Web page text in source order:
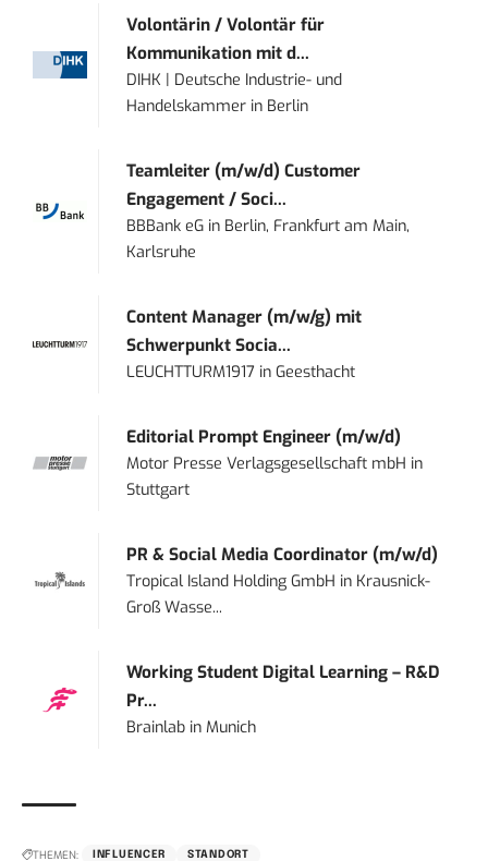
Volontärin / Volontär für
Kommunikation mit d...
DIHK | Deutsche Industrie- und
Handelskammer in Berlin
Teamleiter (m/w/d) Customer
Engagement / Soci...
BBBank eG in Berlin, Frankfurt am Main,
Karlsruhe
Content Manager (m/w/g) mit
Schwerpunkt Socia...
LEUCHTTURM1917 inGeesthacht
Editorial Prompt Engineer (m/w/d)
Motor Presse Verlagsgesellschaft mbH in
Stuttgart
PR & Social Media Coordinator (m/w/d)
Tropical Island Holding GmbH in Krausnick-
Groß Wasse...
Working Student Digital Learning – R&D
Pr...
Brainlab inMunich
THEMEN: INFLUENCER STANDORT